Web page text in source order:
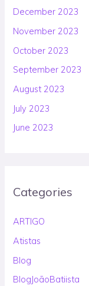
December 2023
November 2023
October 2023
September 2023
August 2023
July 2023
June 2023
Categories
ARTIGO
Atistas
Blog
BlogJoãoBatiista